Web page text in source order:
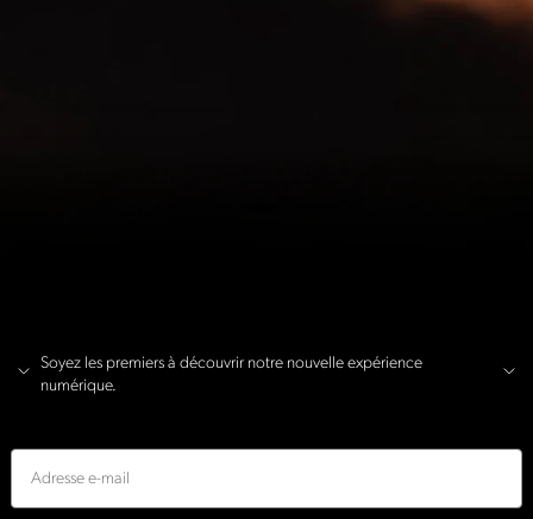
Soyez les premiers à découvrir notre nouvelle expérience
numérique.
E-mail